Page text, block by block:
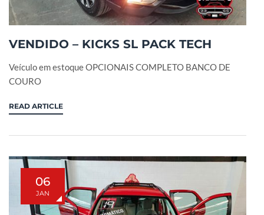
VENDIDO – KICKS SL PACK TECH
Veículo em estoque OPCIONAIS COMPLETO BANCO DE
COURO
READ ARTICLE
06
JAN